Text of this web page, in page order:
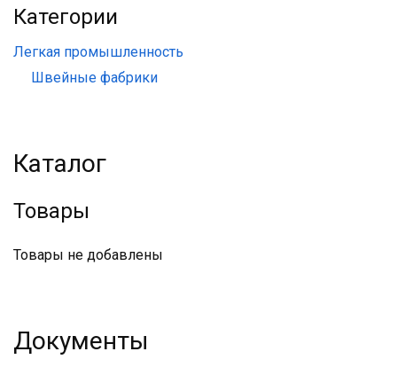
Категории
Легкая промышленность
Швейные фабрики
Каталог
Товары
Товары не добавлены
Документы